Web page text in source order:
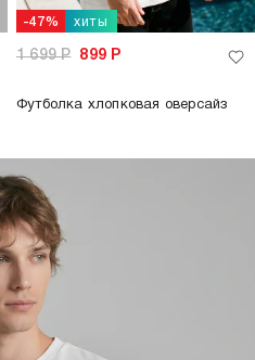
-47% хиты
1 699Р 899 Р
Футболка хлопковая оверсайз